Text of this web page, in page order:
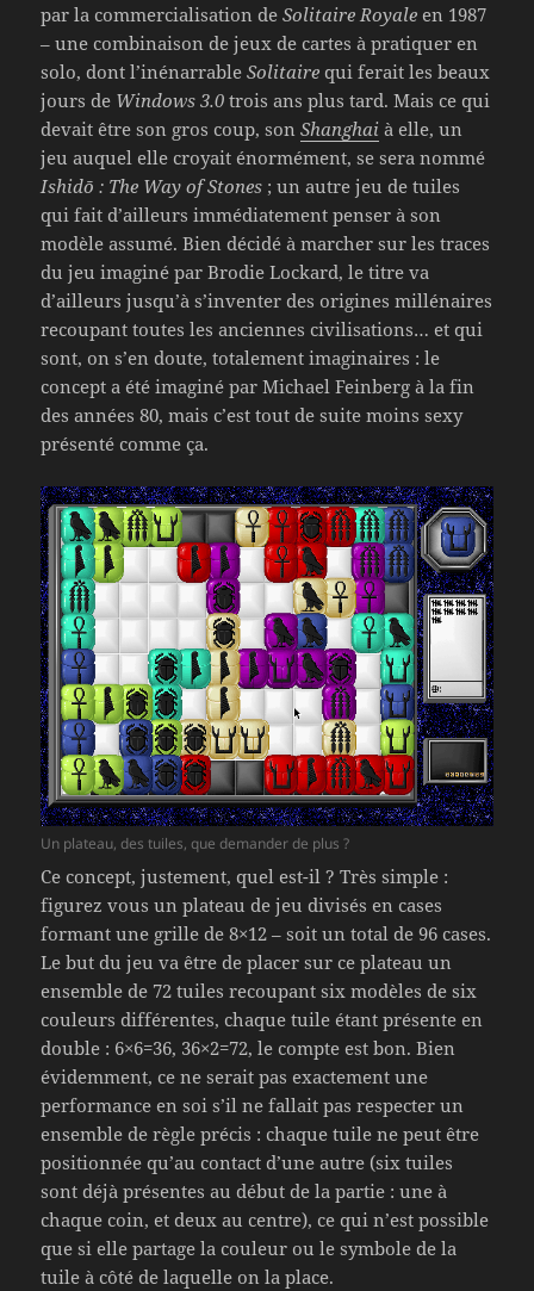
par la commercialisation deSolitaire Royale en 1987
– une combinaison de jeux de cartes à pratiquer en
solo, dont l’inénarrableSolitaire qui ferait les beaux
jours de Windows 3.0 trois ans plus tard. Mais ce qui
devait être son gros coup, sonShanghai à elle, un
jeu auquel elle croyait énormément, se sera nommé
Ishidō : The Way of Stones ; un autre jeu de tuiles
qui fait d’ailleurs immédiatement penser à son
modèle assumé. Bien décidé à marcher sur les traces
du jeu imaginé par Brodie Lockard, le titre va
d’ailleurs jusqu’à s’inventer des origines millénaires
recoupant toutes les anciennes civilisations… et qui
sont, on s’en doute, totalement imaginaires : le
concept a été imaginé par Michael Feinberg à la fin
des années 80, mais c’est tout de suite moins sexy
présenté comme ça.
Un plateau, des tuiles, que demander de plus ?
Ce concept, justement, quel est-il ? Très simple :
figurez vous un plateau de jeu divisés en cases
formant une grille de 8×12 – soit un total de 96 cases.
Le but du jeu va être de placer sur ce plateau un
ensemble de 72 tuiles recoupant six modèles de six
couleurs différentes, chaque tuile étant présente en
double : 6×6=36, 36×2=72, le compte est bon. Bien
évidemment, ce ne serait pas exactement une
performance en soi s’il ne fallait pas respecter un
ensemble de règle précis : chaque tuile ne peut être
positionnée qu’au contact d’une autre (six tuiles
sont déjà présentes au début de la partie : une à
chaque coin, et deux au centre), ce qui n’est possible
que si elle partage la couleur ou le symbole de la
tuile à côté de laquelle on la place.